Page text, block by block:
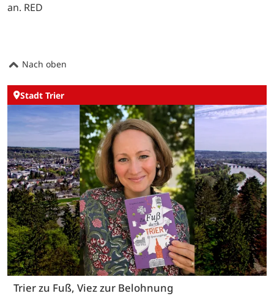
an. RED
Nach oben
Stadt Trier
Trier zu Fuß, Viez zur Belohnung